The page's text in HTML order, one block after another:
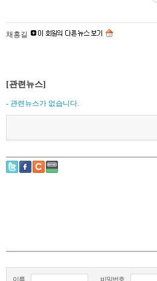
채홍길
[관련뉴스]
- 관련뉴스가 없습니다.